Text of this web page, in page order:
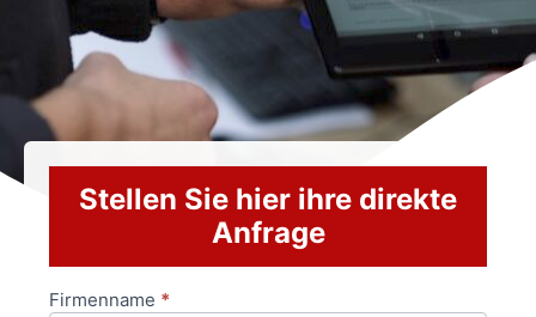
Stellen Sie hier ihre direkte
Anfrage
Anfrageformular
Firmenname *